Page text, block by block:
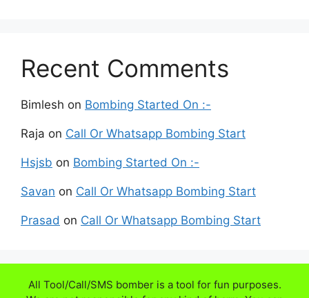
Recent Comments
Bimlesh on Bombing Started On :-
Raja on Call Or Whatsapp Bombing Start
Hsjsb on Bombing Started On :-
Savan on Call Or Whatsapp Bombing Start
Prasad on Call Or Whatsapp Bombing Start
All Tool/Call/SMS bomber is a tool for fun purposes.